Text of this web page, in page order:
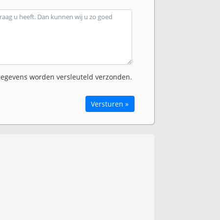
worden versleuteld verzonden.
Versturen »